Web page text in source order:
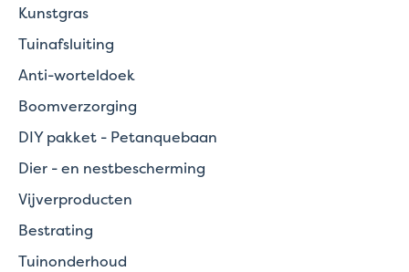
Kunstgras
Tuinafsluiting
Anti-worteldoek
Boomverzorging
DIY pakket - Petanquebaan
Dier - en nestbescherming
Vijverproducten
Bestrating
Tuinonderhoud